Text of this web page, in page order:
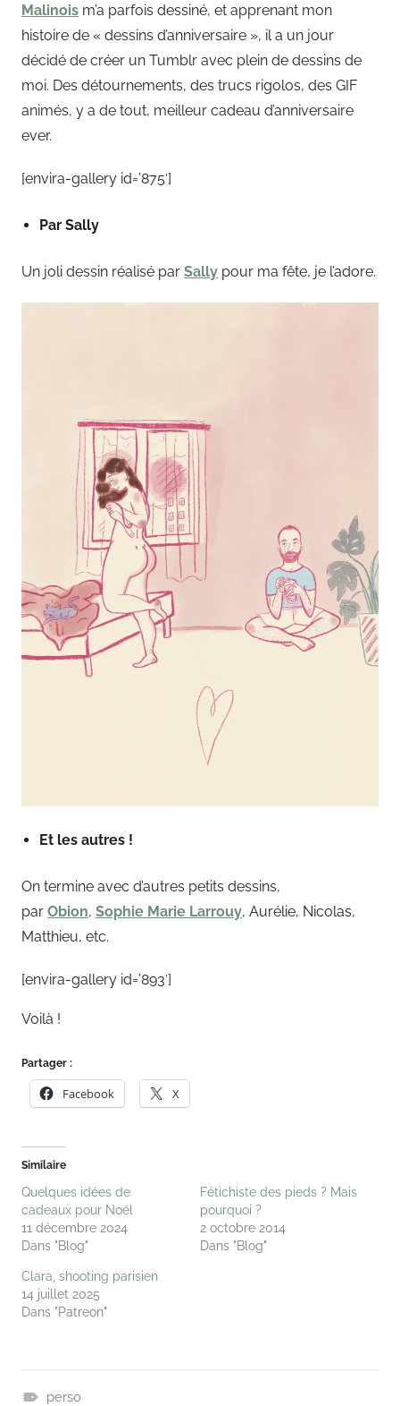
Malinois m’a parfois dessiné, et apprenant mon
histoire de « dessins d’anniversaire », il a un jour
décidé de créer un Tumblr avec plein de dessins de
moi. Des détournements, des trucs rigolos, des GIF
animés, y a de tout, meilleur cadeau d’anniversaire
ever.
[envira-gallery id=’875′]
Par Sally
Un joli dessin réalisé par Sally pour ma fête, je l’adore.
Et les autres !
On termine avec d’autres petits dessins,
par Obion, Sophie Marie Larrouy, Aurélie, Nicolas,
Matthieu, etc.
[envira-gallery id=’893′]
Voilà !
Partager :
Facebook X
Similaire
Quelques idées de
cadeaux pour Noël
11 décembre 2024
Dans "Blog"
Fétichiste des pieds ? Mais
pourquoi ?
2 octobre 2014
Dans "Blog"
Clara, shooting parisien
14 juillet 2025
Dans "Patreon"
perso